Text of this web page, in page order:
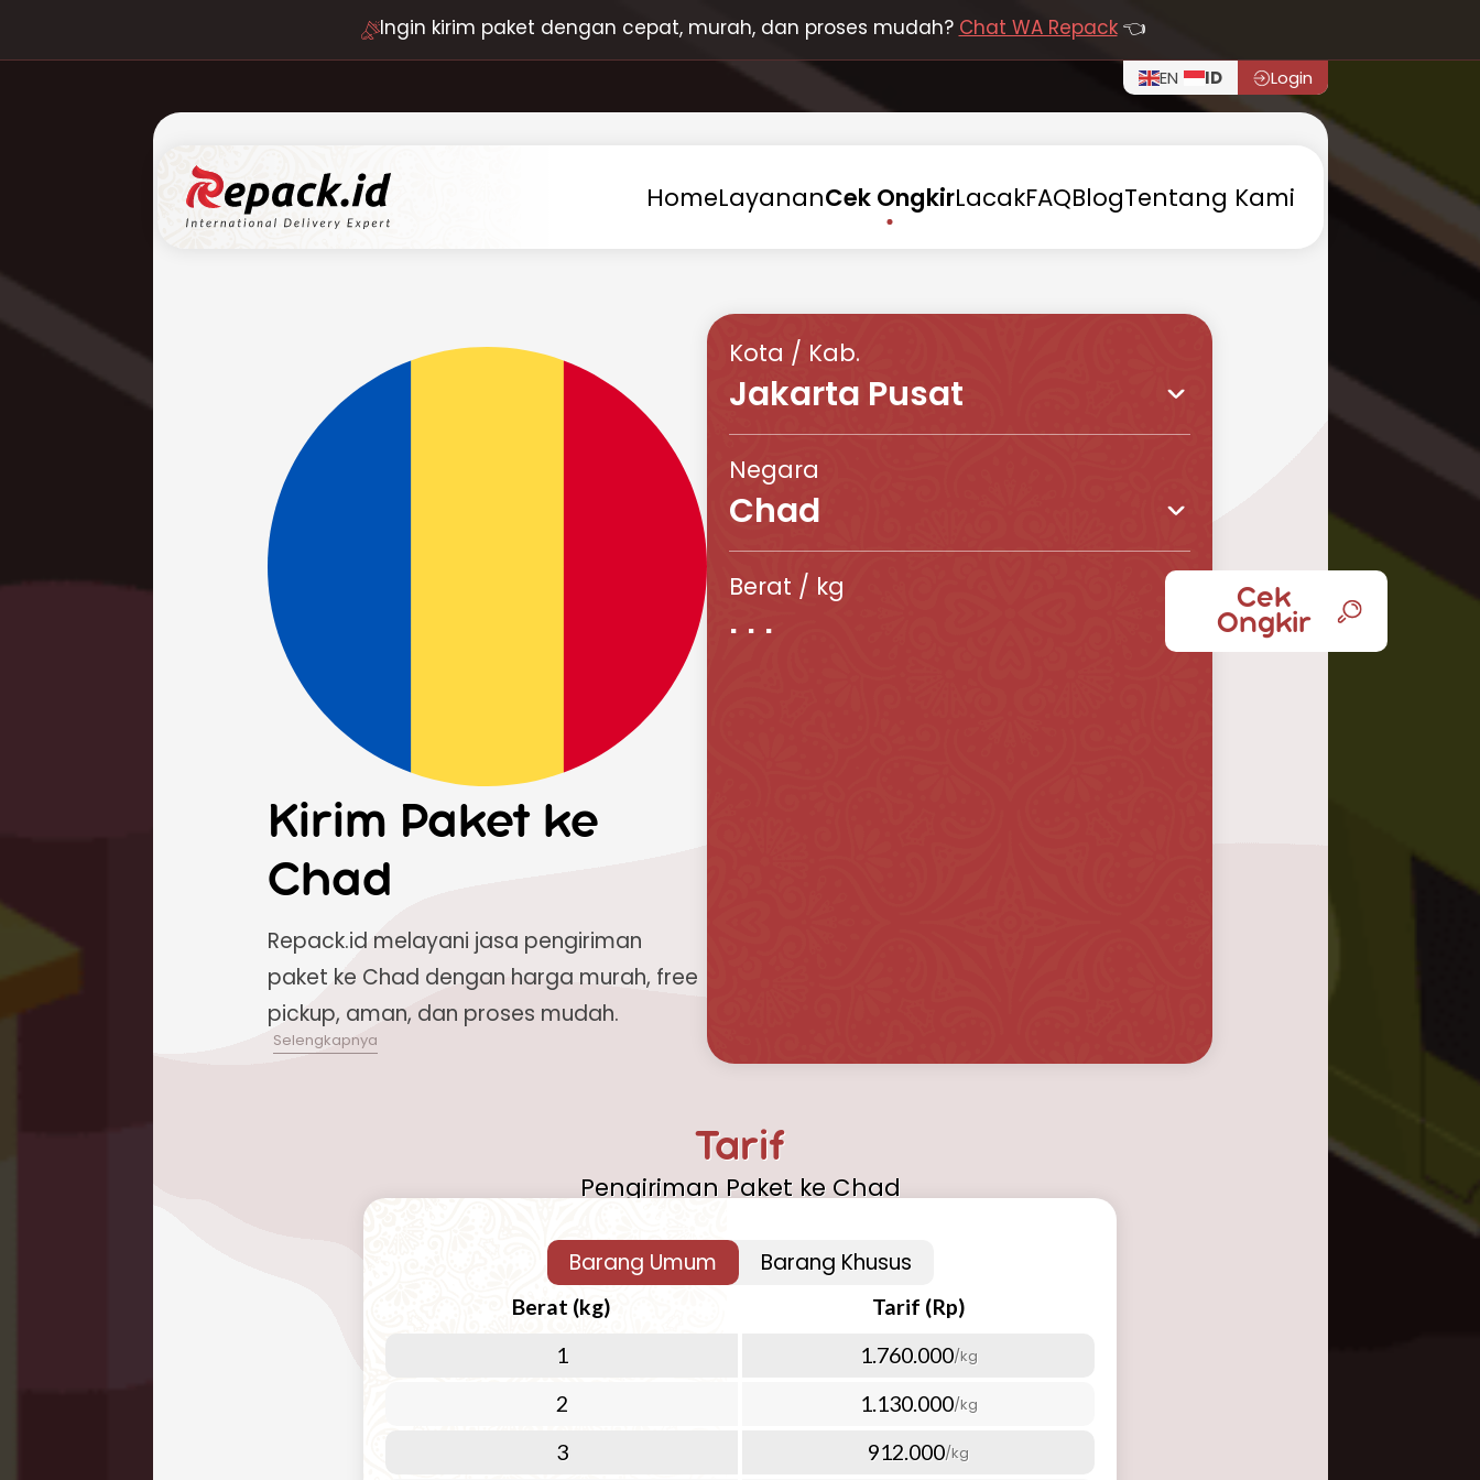
Ingin kirim paket dengan cepat, murah, dan proses mudah? Chat WA Repack👈
EN ID Login
HomeLayananCekOngkirLacakFAQBlogTentang Kami
Kirim Paket ke
Chad
Repack.id melayani jasa pengiriman
paket ke Chad dengan harga murah, free
pickup, aman, dan proses mudah.
pengalaman bertahun-tahun dalam industri logistik
internasional, kami menawarkan layanan pengiriman udara yang
dapat diandalkan ke Chad dan 200+ negara lainnya di seluruh
Cara Kirim Paket ke Chad yang Mudah dan
Repack.id. Kami fokus pada layanan pengiriman udara
pelanggan. Pengiriman udara menjadi pilihan ideal untuk:
Kota / Kab.
Jakarta Pusat
Negara
Chad
Berat / kg
Cek
Ongkir
Tarif
Pengiriman Paket ke Chad
Barang Umum Barang Khusus
Berat (kg)
Tarif (Rp)
1
1.760.000/kg
2 1.130.000/kg
3 912.000/kg